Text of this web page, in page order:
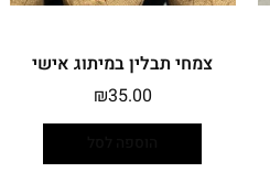
צמחי תבלין במיתוג אישי
₪35.00